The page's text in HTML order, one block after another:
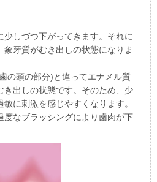
少しづつ下がってきます。それに
牙質がむき出しの状態になりま
の頭の部分)と違ってエナメル質
き出しの状態です。そのため、少
に刺激を感じやすくなります。
度なブラッシングにより歯肉が下